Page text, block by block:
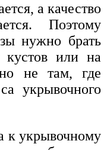
а качество
Поэтому
нужно брать
кустов или на
не там, где
укрывочного
к укрывочному